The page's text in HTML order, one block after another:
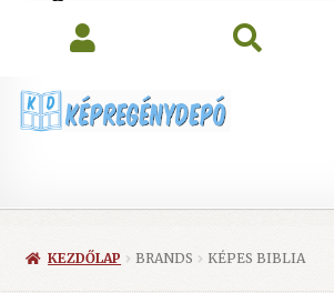
KEZDŐLAP BRANDS KÉPES BIBLIA